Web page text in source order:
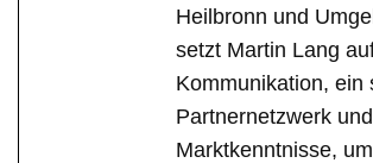
Heilbronn und
setzt Martin Lang
Kommunikation, ein
Partnernetzwerk
Marktkenntnisse,